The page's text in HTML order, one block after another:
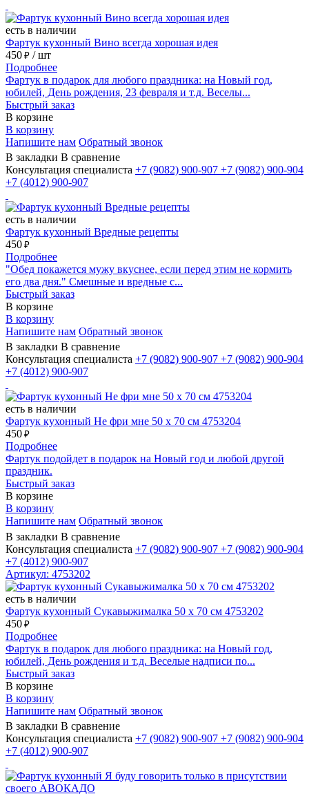
есть в наличии
Фартук кухонный Вино всегда хорошая идея
450 ₽ / шт
Подробнее
Фартук в подарок для любого праздника: на Новый год,
юбилей, День рождения, 23 февраля и т.д. Веселы...
Быстрый заказ
В корзине
В корзину
Напишите нам Обратный звонок
В закладки В сравнение
Консультация специалиста +7 (9082) 900-907 +7 (9082) 900-904
+7 (4012) 900-907
есть в наличии
Фартук кухонный Вредные рецепты
450 ₽
Подробнее
"Обед покажется мужу вкуснее, если перед этим не кормить
его два дня." Смешные и вредные с...
Быстрый заказ
В корзине
В корзину
Напишите нам Обратный звонок
В закладки В сравнение
Консультация специалиста +7 (9082) 900-907 +7 (9082) 900-904
+7 (4012) 900-907
есть в наличии
Фартук кухонный Не фри мне 50 х 70 см 4753204
450 ₽
Подробнее
Фартук подойдет в подарок на Новый год и любой другой
праздник.
Быстрый заказ
В корзине
В корзину
Напишите нам Обратный звонок
В закладки В сравнение
Консультация специалиста +7 (9082) 900-907 +7 (9082) 900-904
+7 (4012) 900-907
Артикул: 4753202
есть в наличии
Фартук кухонный Сукавыжималка 50 х 70 см 4753202
450 ₽
Подробнее
Фартук в подарок для любого праздника: на Новый год,
юбилей, День рождения и т.д. Веселые надписи по...
Быстрый заказ
В корзине
В корзину
Напишите нам Обратный звонок
В закладки В сравнение
Консультация специалиста +7 (9082) 900-907 +7 (9082) 900-904
+7 (4012) 900-907